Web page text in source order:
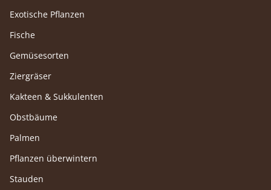
Exotische Pflanzen
Fische
Gemüsesorten
Ziergräser
Kakteen & Sukkulenten
Obstbäume
Palmen
Pflanzen überwintern
Stauden